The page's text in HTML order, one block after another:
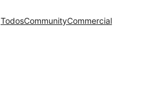
TodosCommunityCommercial